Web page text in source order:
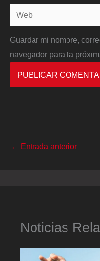
Web
Guardar mi nombre,
navegador para la
← Entrada anterior
Noticias